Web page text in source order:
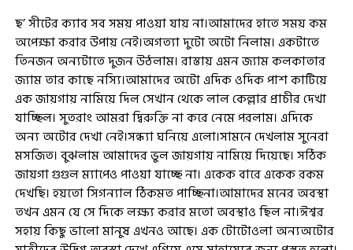
ছ’ সীটের ক্যাব সব সময় পাওয়া যায় না।আমাদের হাতে সময় কম
অপেক্ষা করার উপায় নেই।অগত্যা দুটো অটো নিলাম। একটাতে
তিনজন অন্যটাতে দুজন উঠলাম। রাস্তায় এমন জ্যাম কলকাতার
জ্যাম তার কাছে নস্যি।আমাদের অটো এদিক ওদিক পাশ কাটিয়ে
এক জায়গায় নামিয়ে দিল সেখান থেকে লাল কেল্লার প্রাচীর দেখা
যাচ্ছিল। সুতরাং আমরা দ্বিরুক্তি না করে নেমে পরলাম। এদিকে
অন্য অটোর দেখা নেই।সন্ধ্যা ঘনিয়ে এলো।সামনে দেখলাম সুনেরা
মসজিত। বুঝলাম আমাদের ভুল জায়গায় নামিয়ে দিয়েছে। সঠিক
জায়গা গুগুল ম্যাপেও পাওয়া যাচ্ছে না। একেক বারে একেক রকম
দেখছি। হয়তো সিগন্যাল ঠিকমত পাচ্ছিনা।আমাদের মনের অবস্থা
তখন এমন যে সে দিকে লক্ষ্য করার মতো অবস্থাও ছিল না।ঈশ্বর
সহায় কিছু ভালো মানুষ এখনও আছে। এক টোটোওলা অন্যঅটোর